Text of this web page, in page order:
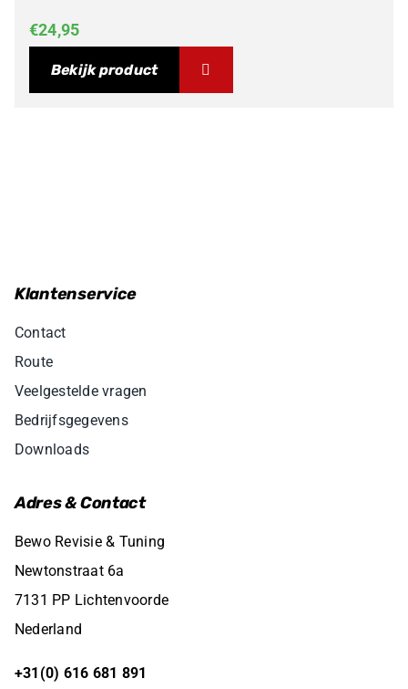
€24,95
Bekijk product
Klantenservice
Contact
Route
Veelgestelde vragen
Bedrijfsgegevens
Downloads
Adres & Contact
Bewo Revisie & Tuning
Newtonstraat 6a
7131 PP Lichtenvoorde
Nederland
+31(0) 616 681 891